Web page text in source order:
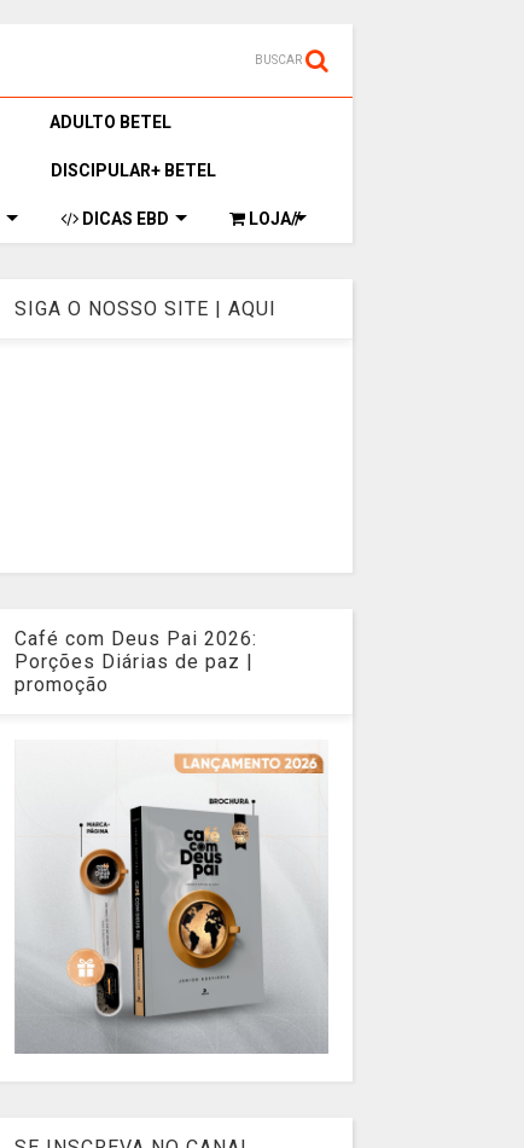
BUSCAR
ADULTO BETEL
DISCIPULAR+ BETEL
DICAS EBD LOJA//
SIGA O NOSSO SITE | AQUI
Café com Deus Pai 2026:
Porções Diárias de paz |
promoção